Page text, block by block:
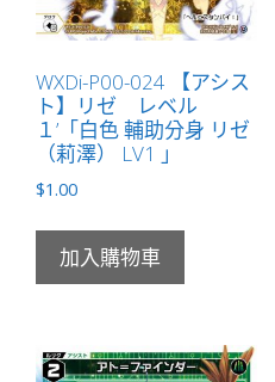
WXDi-P00-024 【アシス
ト】リゼ レベル
１’「白色 輔助分身 リゼ
（莉澤） LV1 」
$1.00
加入購物車